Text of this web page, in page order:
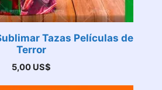
Tazas Películas de
Terror
5,00 US$